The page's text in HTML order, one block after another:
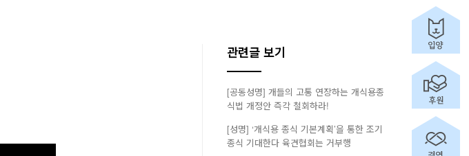
관련글 보기
[공동성명] 개들의 고통 연장하는 개식용종
식법 개정안 즉각 철회하라!
[성명] ‘개식용 종식 기본계획’을 통한 조기
종식 기대한다 육견협회는 거부행